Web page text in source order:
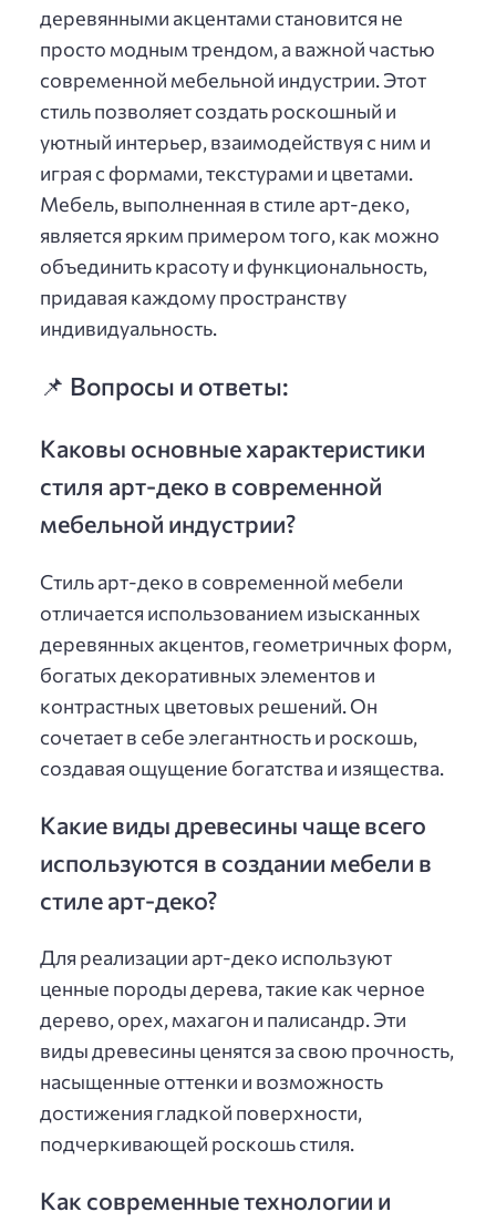
деревянными акцентами становится не
просто модным трендом, а важной частью
современной мебельной индустрии. Этот
стиль позволяет создать роскошный и
уютный интерьер, взаимодействуя с ним и
играя с формами, текстурами и цветами.
Мебель, выполненная в стиле арт-деко,
является ярким примером того, как можно
объединить красоту и функциональность,
придавая каждому пространству
индивидуальность.
📌 Вопросы и ответы:
Каковы основные характеристики
стиля арт-деко в современной
мебельной индустрии?
Стиль арт-деко в современной мебели
отличается использованием изысканных
деревянных акцентов, геометричных форм,
богатых декоративных элементов и
контрастных цветовых решений. Он
сочетает в себе элегантность и роскошь,
создавая ощущение богатства и изящества.
Какие виды древесины чаще всего
используются в создании мебели в
стиле арт-деко?
Для реализации арт-деко используют
ценные породы дерева, такие как черное
дерево, орех, махагон и палисандр. Эти
виды древесины ценятся за свою прочность,
насыщенные оттенки и возможность
достижения гладкой поверхности,
подчеркивающей роскошь стиля.
Как современные технологии и